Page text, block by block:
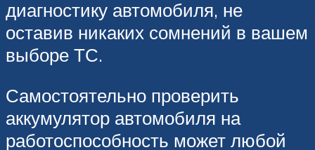
диагностику автомобиля, не
оставив никаких сомнений в вашем
выборе ТС.
Самостоятельно проверить
аккумулятор автомобиля на
работоспособность может любой